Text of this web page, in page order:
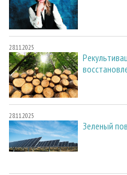
28.11.2025
28.11.2025
Зеленый